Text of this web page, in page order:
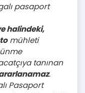
pasaport
halindeki,
mühleti
tanınan
.
Pasaport